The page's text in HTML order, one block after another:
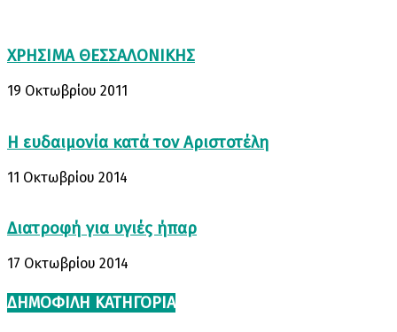
ΧΡΗΣΙΜΑ ΘΕΣΣΑΛΟΝΙΚΗΣ
19 Οκτωβρίου 2011
Η ευδαιμονία κατά τον Αριστοτέλη
11 Οκτωβρίου 2014
Διατροφή για υγιές ήπαρ
17 Οκτωβρίου 2014
ΔΗΜΟΦΙΛΗ ΚΑΤΗΓΟΡΙΑ